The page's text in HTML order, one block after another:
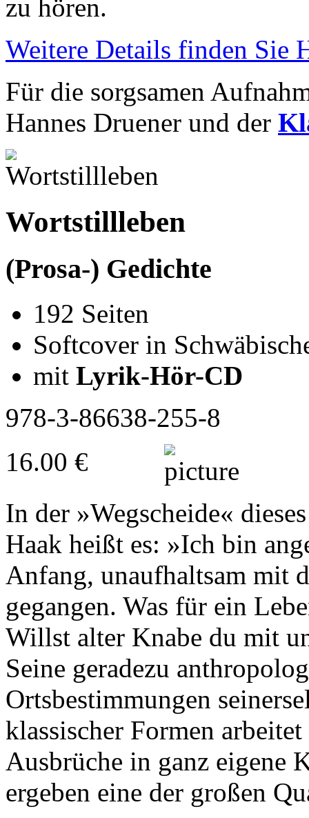
zu hören.
Weitere Details finden Sie
Für die sorgsamen
Hannes Druener und der
Wortstillleben
(Prosa-) Gedichte
192 Seiten
Softcover in
mit Lyrik-Hör-CD
978-3-86638-255-8
16.00 €
In der »Wegscheide«
Haak heißt es: »Ich bin
Anfang, unaufhaltsam mit
gegangen. Was für ein
Willst alter Knabe du mit
Seine geradezu
Ortsbestimmungen
klassischer Formen
Ausbrüche in ganz eigene
ergeben eine der großen